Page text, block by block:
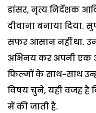
डांसर, नृत्य निर्देशक
दीवाना बनाया
सफर आसान नहीं था.
अभिनय कर अपनी एक
फिल्मों के साथ-साथ
विषय चुने, यही वजह
में की जाती है.